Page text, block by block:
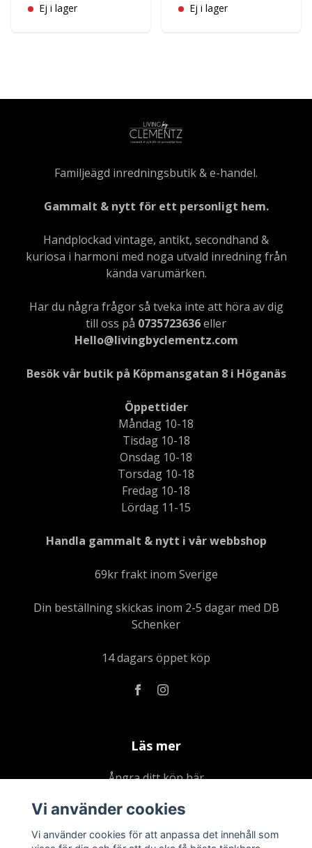
Ej i lager Ej i lager
Familjeägd inredningsbutik & e-handel.
Gammalt & nytt för ett personligt hem.
Handplockad vintage, antikt, secondhand &
kuriosa i harmoni med noga utvald inredning från
kända varumärken.
Har du några frågor så tveka inte att höra av dig
till oss på 0735723636eller
Hello@livingbyclementz.com
Besök vår butik på Köpmansgatan 8 i Höganäs
Öppettider
Måndag 10-18
Tisdag 10-18
Onsdag 10-18
Torsdag 10-18
Fredag 10-18
Lördag 11-15
Handla gammalt & nytt i vår webbshop
69kr frakt inom Sverige
Din beställning skickas inom 2-5 dagar med DB
Schenker
14 dagars öppet köp
Läs mer
Ångra ditt köp här
Kontakta oss
Köpvillkor & integritetspolicy
Vi använder cookies
Vi använder cookies för att anpassa det innehåll som